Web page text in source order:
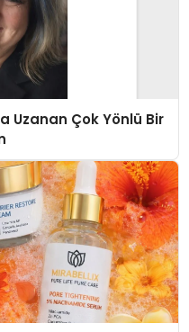
Uzanan Çok Yönlü Bir